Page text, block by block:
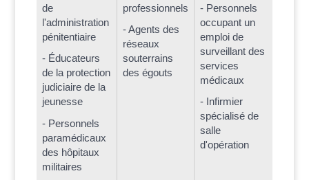
de
l'administration
pénitentiaire
- Éducateurs
de la protection
judiciaire de la
jeunesse
- Personnels
paramédicaux
des hôpitaux
militaires
professionnels
- Agents des
réseaux
souterrains
des égouts
- Personnels
occupant un
emploi de
surveillant des
services
médicaux
- Infirmier
spécialisé de
salle
d'opération